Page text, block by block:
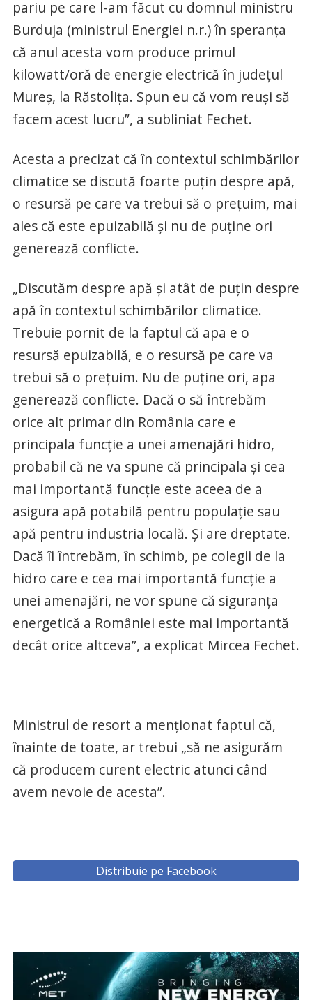
pariu pe care l-am făcut cu domnul ministru
Burduja (ministrul Energiei n.r.) în speranţa
că anul acesta vom produce primul
kilowatt/oră de energie electrică în judeţul
Mureş, la Răstoliţa. Spun eu că vom reuşi să
facem acest lucru”, a subliniat Fechet.
Acesta a precizat că în contextul schimbărilor
climatice se discută foarte puţin despre apă,
o resursă pe care va trebui să o preţuim, mai
ales că este epuizabilă şi nu de puţine ori
generează conflicte.
„Discutăm despre apă şi atât de puţin despre
apă în contextul schimbărilor climatice.
Trebuie pornit de la faptul că apa e o
resursă epuizabilă, e o resursă pe care va
trebui să o preţuim. Nu de puţine ori, apa
generează conflicte. Dacă o să întrebăm
orice alt primar din România care e
principala funcţie a unei amenajări hidro,
probabil că ne va spune că principala şi cea
mai importantă funcţie este aceea de a
asigura apă potabilă pentru populaţie sau
apă pentru industria locală. Şi are dreptate.
Dacă îi întrebăm, în schimb, pe colegii de la
hidro care e cea mai importantă funcţie a
unei amenajări, ne vor spune că siguranţa
energetică a României este mai importantă
decât orice altceva”, a explicat Mircea Fechet.
Ministrul de resort a menţionat faptul că,
înainte de toate, ar trebui „să ne asigurăm
că producem curent electric atunci când
avem nevoie de acesta”.
Distribuie pe Facebook